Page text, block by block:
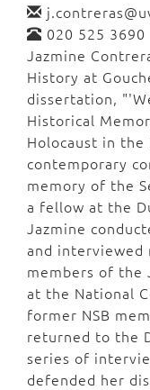
020 525 3690
Jazmine
History at
dissertation,
Historical
Holocaust in the
contemporary
memory of the
a fellow at the
Jazmine
and interviewed
members of the
at the National
former NSB
returned to the
series of
defended her